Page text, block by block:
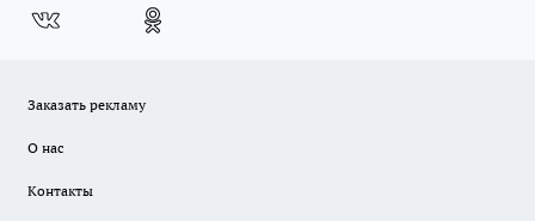
Заказать рекламу
О нас
Контакты